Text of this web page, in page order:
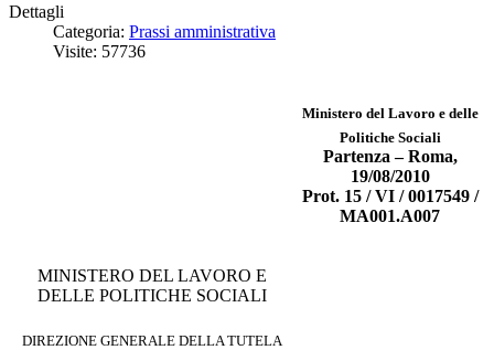
Dettagli
Categoria: Prassi amministrativa
Visite: 57736
Ministero del Lavoro e delle
Politiche Sociali
Partenza – Roma,
19/08/2010
Prot. 15 / VI / 0017549 /
MA001.A007
MINISTERO DEL LAVORO E
DELLE POLITICHE SOCIALI
DIREZIONE GENERALE DELLA TUTELA